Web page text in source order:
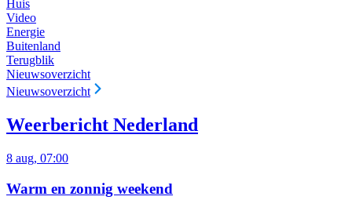
Huis
Video
Energie
Buitenland
Terugblik
Nieuwsoverzicht
Nieuwsoverzicht
Weerbericht Nederland
8 aug, 07:00
Warm en zonnig weekend